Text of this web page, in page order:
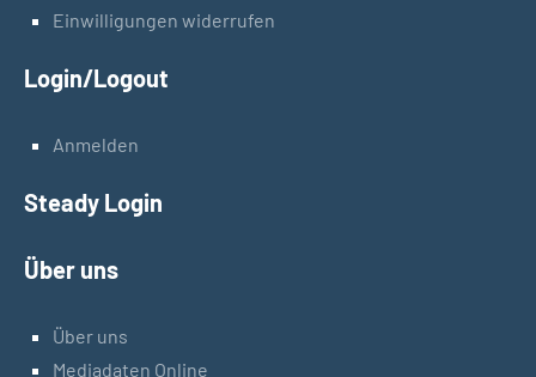
Einwilligungen widerrufen
Login/Logout
Anmelden
Steady Login
Über uns
Über uns
Mediadaten Online